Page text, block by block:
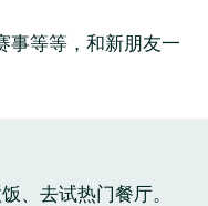
事等等，和新朋友一
、去试热门餐厅。